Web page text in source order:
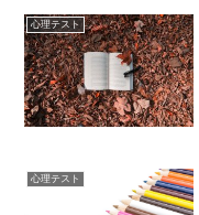
心理テスト
心理テスト